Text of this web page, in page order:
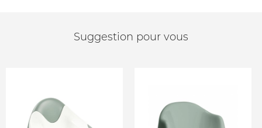
Suggestion pour vous